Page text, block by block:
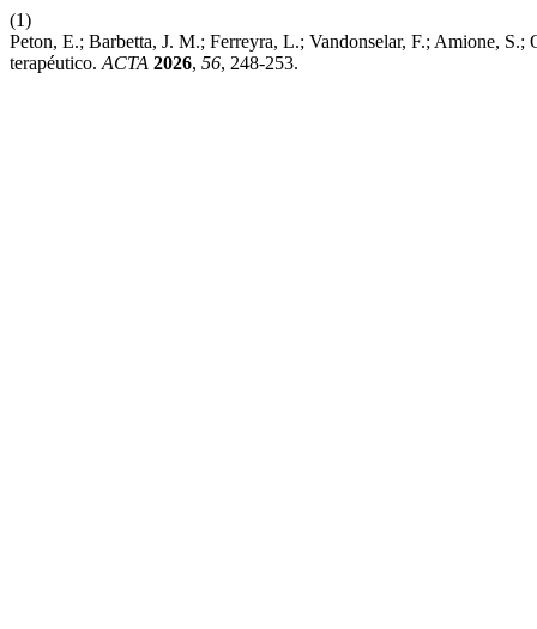
(1)
Peton, E.; Barbetta, J. M.; Ferreyra, L.; Vandonselar, F.; Amione,
terapéutico. ACTA 2026, 56, 248-253.